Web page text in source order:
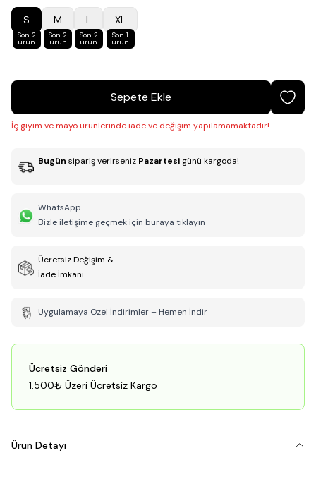
S
Son 2
ürün
M
Son 2
ürün
L
Son 2
ürün
XL
Son 1
ürün
Sepete Ekle
İç giyim ve mayo ürünlerinde iade ve değişim yapılamamaktadır!
Bugün sipariş verirseniz Pazartesi günü kargoda!
WhatsApp
Bizle iletişime geçmek için buraya tıklayın
Ücretsiz Değişim &
İade İmkanı
Uygulamaya Özel İndirimler – Hemen İndir
Ücretsiz Gönderi
1.500₺ Üzeri Ücretsiz Kargo
Ürün Detayı